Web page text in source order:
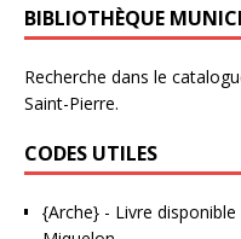
BIBLIOTHÈQUE
Recherche dans le
Saint-Pierre.
CODES UTILES
{Arche} - Livre disponible